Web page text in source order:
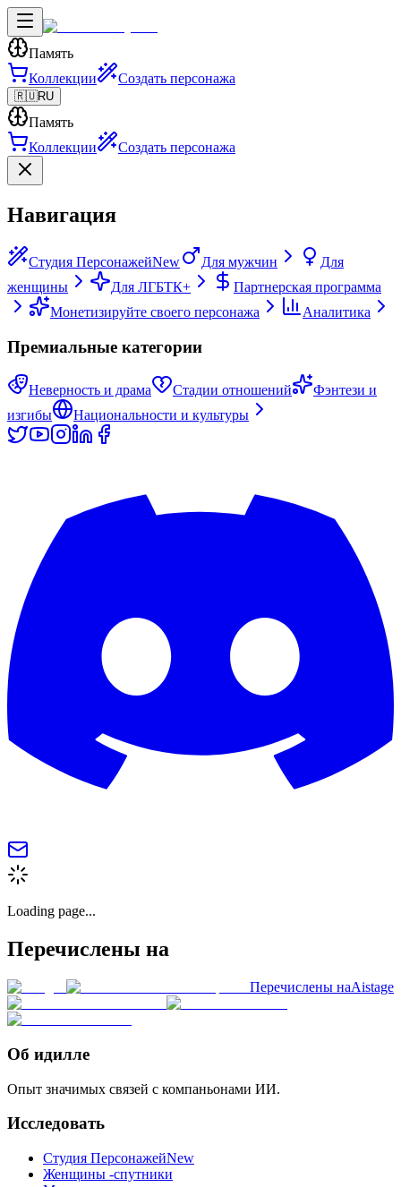
Память
Коллекции
Создать персонажа
🇷🇺RU
Память
Коллекции
Создать персонажа
Навигация
Студия ПерсонажейNew Для мужчин
Для
женщины
Для ЛГБТК+
Партнерская программа
Монетизируйте своего персонажа
Аналитика
Премиальные категории
Неверность и драма Стадии отношений
Фэнтези и
изгибы
Национальности и культуры
Loading page...
Перечислены на
Перечислены наAistage
Об идилле
Опыт значимых связей с компаньонами ИИ.
Исследовать
Студия ПерсонажейNew
Женщины -спутники